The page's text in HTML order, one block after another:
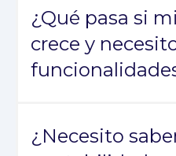
sin límite, cumpliendo
vigente.
¿Qué pasa si
crece y
ERP completo,
requiera.
¿Necesito